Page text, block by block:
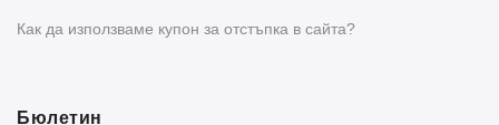
Как да използваме купон за отстъпка в сайта?
Бюлетин